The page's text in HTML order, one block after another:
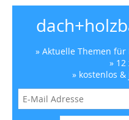
» Aktuelle Themen
» 12
» kostenlos